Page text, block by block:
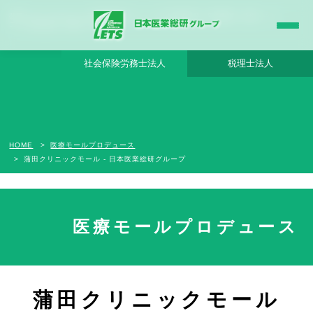
蒲田クリニックモール - 日本医業総研グループ |日本医業総研｜医院開業・承継・クリ
ニック経営支援・医療モール開発
社会保険労務士法人 税理士法人
医療モールプロデュース
HOME
医療モールプロデュース
蒲田クリニックモール - 日本医業総研グループ
蒲田クリニックモール